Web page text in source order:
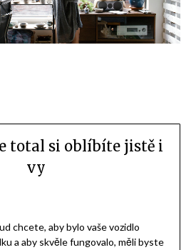
total si oblíbíte jistě i
vy
chcete, aby bylo vaše vozidlo
a aby skvěle fungovalo, měli byste